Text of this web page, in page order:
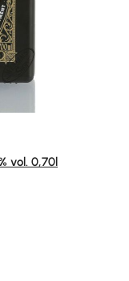
5 Sternen
vol. 0,70l